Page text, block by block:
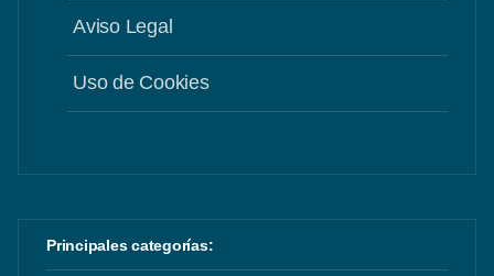
Aviso Legal
Uso de Cookies
Principales categorías: